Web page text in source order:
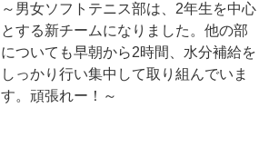
～男女ソフトテニス部は、2年生を中心
とする新チームになりました。他の部
についても早朝から2時間、水分補給を
しっかり行い集中して取り組んでいま
す。頑張れー！～